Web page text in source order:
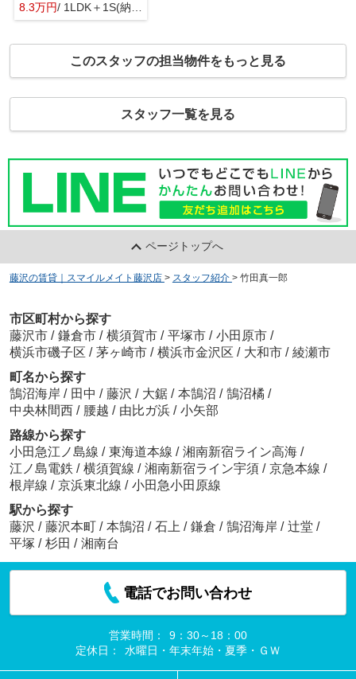
8.3万円/ 1LDK＋1S(納戸)
このスタッフの担当物件をもっと見る
スタッフ一覧を見る
ページトップへ
藤沢の賃貸｜スマイルメイト藤沢店 > スタッフ紹介 > 竹田真一郎
市区町村から探す
藤沢市 / 鎌倉市 / 横須賀市 / 平塚市 / 小田原市 /
横浜市磯子区 / 茅ヶ崎市 / 横浜市金沢区 / 大和市 / 綾瀬市
町名から探す
鵠沼海岸 / 田中 / 藤沢 / 大鋸 / 本鵠沼 / 鵠沼橘 /
中央林間西 / 腰越 / 由比ガ浜 / 小矢部
路線から探す
小田急江ノ島線 / 東海道本線 / 湘南新宿ライン高海 /
江ノ島電鉄 / 横須賀線 / 湘南新宿ライン宇須 / 京急本線 /
根岸線 / 京浜東北線 / 小田急小田原線
駅から探す
藤沢 / 藤沢本町 / 本鵠沼 / 石上 / 鎌倉 / 鵠沼海岸 / 辻堂 /
平塚 / 杉田 / 湘南台
電話でお問い合わせ
営業時間：
9：30～18：00
定休日：
水曜日・年末年始・夏季・ＧＷ